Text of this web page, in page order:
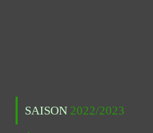
SAISON 2022/2023